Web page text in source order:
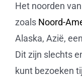
Het noorden
zoals Noord-
Alaska, Azië,
Dit zijn slechts
kunt bezoeken